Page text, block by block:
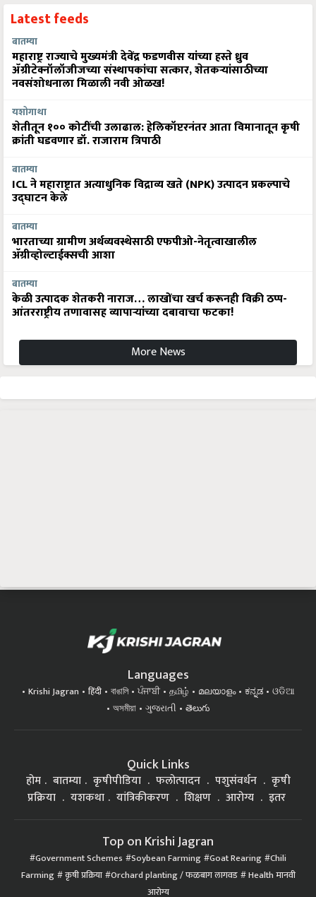
Latest feeds
बातम्या
महाराष्ट्र राज्याचे मुख्यमंत्री देवेंद्र फडणवीस यांच्या हस्ते ध्रुव
ॲग्रीटेक्नॉलॉजीजच्या संस्थापकांचा सत्कार, शेतकऱ्यांसाठीच्या
नवसंशोधनाला मिळाली नवी ओळख!
यशोगाथा
शेतीतून १०० कोटींची उलाढाल: हेलिकॉप्टरनंतर आता विमानातून कृषी
क्रांती घडवणार डॉ. राजाराम त्रिपाठी
बातम्या
ICL ने महाराष्ट्रात अत्याधुनिक विद्राव्य खते (NPK) उत्पादन प्रकल्पाचे
उद्घाटन केले
बातम्या
भारताच्या ग्रामीण अर्थव्यवस्थेसाठी एफपीओ-नेतृत्वाखालील
अ‍ॅग्रीव्होल्टाईक्सची आशा
बातम्या
केळी उत्पादक शेतकरी नाराज… लाखोंचा खर्च करूनही विक्री ठप्प-
आंतरराष्ट्रीय तणावासह व्यापाऱ्यांच्या दबावाचा फटका!
More News
Languages
Krishi Jagran हिंदी বাঙালি ਪੰਜਾਬੀ தமிழ் മലയാളം ಕನ್ನಡ
ଓଡିଆ
অসমীয়া
ગુજરાતી తెలుగు
Quick Links
होम बातम्या कृषीपीडिया फलोत्पादन पशुसंवर्धन
कृषी
प्रक्रिया
यशकथा यांत्रिकीकरण शिक्षण आरोग्य इतर
Top on Krishi Jagran
Government Schemes Soybean Farming Goat Rearing Chili
Farming कृषी प्रक्रिया Orchard planting / फळबाग लागवड Health मानवी
आरोग्य